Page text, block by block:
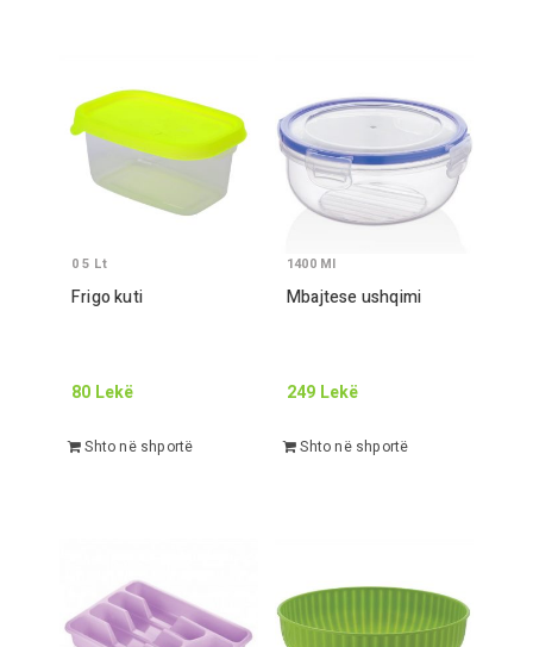
Frigo kuti
0 5 Lt
80 Lekë
Shto në shportë
Mbajtese ushqimi
1400Ml
249 Lekë
Shto në shportë